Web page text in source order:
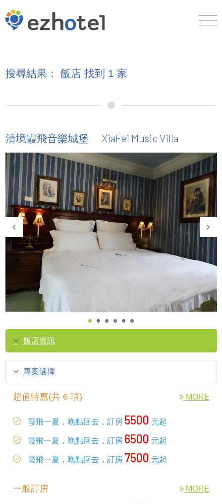
搜尋結果： 飯店 找到 1 家
清境霞飛音樂城堡 XiaFei Music Villa
飯店資訊
專案選擇
超值特惠(共 6 項) MORE
霞飛一夏，晚點回去，訂房 5500 元起
霞飛一夏，晚點回去，訂房 6500 元起
霞飛一夏，晚點回去，訂房 7500 元起
一般訂房 MORE